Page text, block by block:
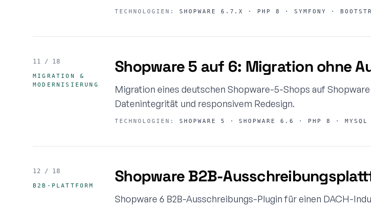
TECHNOLOGIEN: SHOPWARE 6.7.X · PHP 8 · SYMFONY ·
11 / 18
MIGRATION &
MODERNISIERUNG
Shopware 5 auf 6: Migration ohne
Migration eines deutschen Shopware-5-Shops auf
Datenintegrität und responsivem Redesign.
TECHNOLOGIEN: SHOPWARE 5 · SHOPWARE 6.6 · PHP 8 · MYSQL
12 / 18
B2B-PLATTFORM Shopware B2B-
Shopware 6 B2B-Ausschreibungs-Plugin für einen DACH-